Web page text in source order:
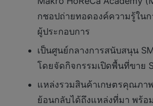
กชอปถ่ายทอดองค์ความรู้ใน
ผู้ประกอบการ
เป็นศูนย์กลางการสนับสนุน
โดยจัดกิจกรรมเปิดพื้นที่ขาย
แหล่งรวมสินค้าเกษตรคุณภา
ย้อนกลับได้ถึงแหล่งที่มา พร้อ